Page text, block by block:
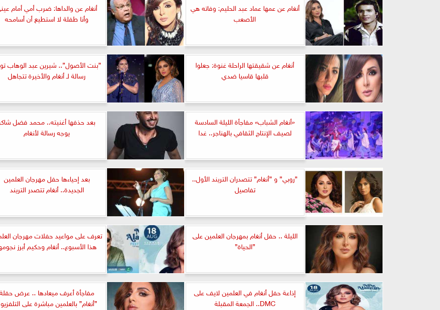
أنغام عن عمها عماد عبد الحليم: وفاته هي
الأصعب
أنغام عن والداها: ضرب أمي أمام
وأنا طفلة لا استطيع أن أسامحه
أنغام عن شقيقتها الراحلة غنوة: جعلوا
قلبها قاسيا ضدي
”بنت الأصول”.. شيرين عبد الوهاب
رسالة لـ أنغام والأخيرة تتجاهل
«أنغام الشباب» مفاجأة الليلة السادسة
لصيف الإنتاج الثقافي بالهناجر.. غدا
بعد حذفها أغنيته.. محمد فضل
يوجه رسالة لأنغام
”روبي” و ”أنغام” تتصدران التريند الأول..
تفاصيل
بعد إحياءها حفل مهرجان العلمين
الجديدة.. أنغام تتصدر التريند
الليلة .. حفل أنغام بمهرجان العلمين على
”الحياة”
تعرف على مواعيد حفلات مهرجان
هذا الأسبوع.. أنغام وحكيم أبرز
إذاعة حفل أنغام في العلمين لايف على
DMC.. الجمعة المقبلة
مفاجأة أعرف ميعادها .. عرض
”أنغام” بالعلمين مباشرة على